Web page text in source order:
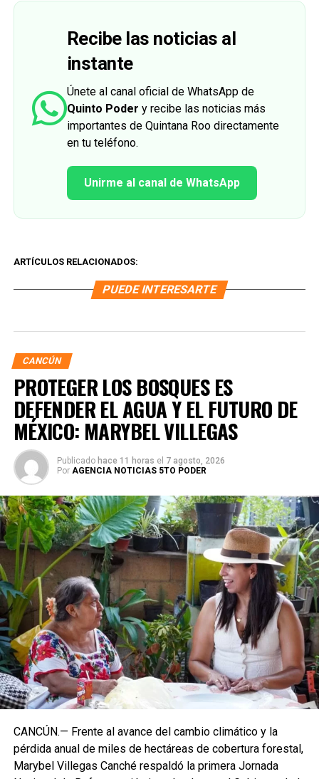
Recibe las noticias al
instante
Únete al canal oficial de WhatsApp de
Quinto Poder y recibe las noticias más
importantes de Quintana Roo directamente
en tu teléfono.
Unirme al canal de WhatsApp
ARTÍCULOS RELACIONADOS:
PUEDE INTERESARTE
CANCÚN
PROTEGER LOS BOSQUES ES
DEFENDER EL AGUA Y EL FUTURO DE
MÉXICO: MARYBEL VILLEGAS
Publicado hace 11 horas el 7 agosto, 2026
Por AGENCIA NOTICIAS 5TO PODER
CANCÚN.— Frente al avance del cambio climático y la
pérdida anual de miles de hectáreas de cobertura forestal,
Marybel Villegas Canché respaldó la primera Jornada